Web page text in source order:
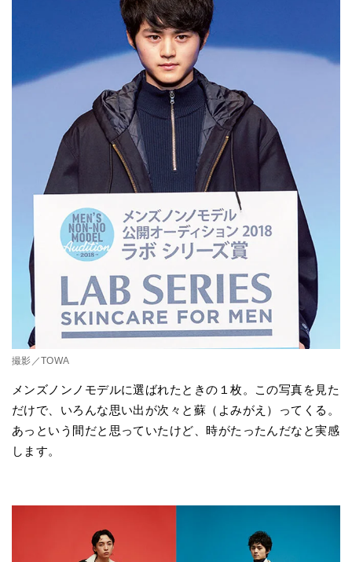
撮影／TOWA
メンズノンノモデルに選ばれたときの１枚。この写真を見た
だけで、いろんな思い出が次々と蘇（よみがえ）ってくる。
あっという間だと思っていたけど、時がたったんだなと実感
します。